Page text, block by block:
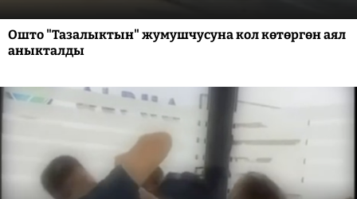
Ошто "Тазалыктын" жумушчусуна кол көтөргөн аял
аныкталды